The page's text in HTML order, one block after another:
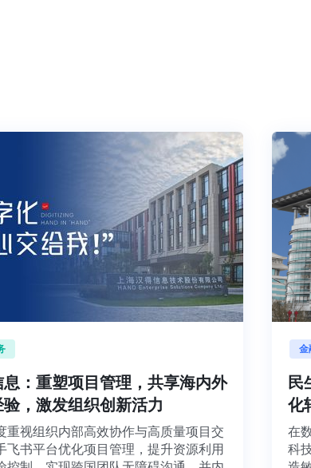
服务
信息：重塑项目管理，共享海内外
经验，激发组织创新活力
高度重视组织内部高效协作与高质量项目交
携手飞书平台优化项目管理，提升资源利用